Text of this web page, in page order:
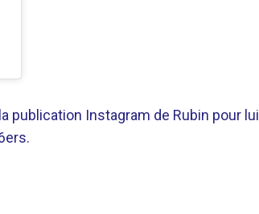
publication Instagram de Rubin pour lui